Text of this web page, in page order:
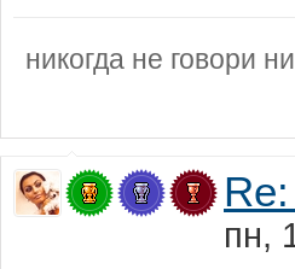
никогда не говори
пн,